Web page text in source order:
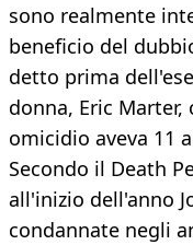
sono realmente
beneficio del
detto prima
donna, Eric
omicidio aveva 11
Secondo il Death
all'inizio dell'anno
condannate negli